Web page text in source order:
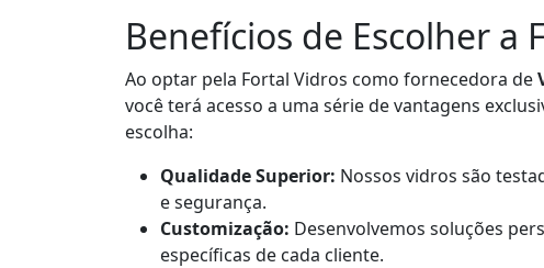
Benefícios de Escolher a
Ao optar pela Fortal Vidros como fornecedora de
você terá acesso a uma série de vantagens
escolha:
Qualidade Superior: Nossos vidros são
e segurança.
Customização: Desenvolvemos soluções
específicas de cada cliente.